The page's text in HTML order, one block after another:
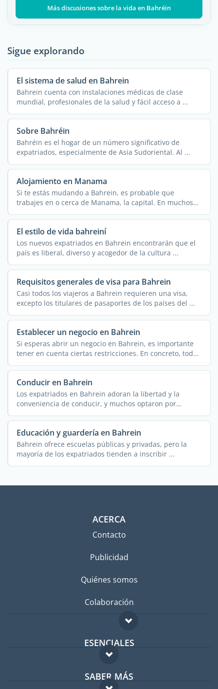
Más discusiones sobre la vida en Bahréin
Sigue explorando
El sistema de salud en Bahrein
Bahrein cuenta con instalaciones médicas de clase
mundial, profesionales de la salud y fácil acceso a ...
Sobre Bahréin
Bahréin es el hogar de un número significativo de
expatriados, especialmente de Asia Sudoriental. Al ...
Alojamiento en Manama
Si te estás mudando a Bahrein, es probable que
trabajes en o cerca de Manama, la capital. En muchos
casos, tu ...
El estilo de vida bahreiní
Los nuevos expatriados en Bahrein encontrarán que el
país es liberal, diverso y acogedor de la cultura ...
Requisitos generales de visa para Bahrein
Casi todos los viajeros a Bahrein requieren una visa,
excepto los titulares de pasaportes de los países del ...
Establecer un negocio en Bahrein
Si esperas abrir un negocio en Bahrein, es importante
tener en cuenta ciertas restricciones. En concreto, todas
...
Conducir en Bahrein
Los expatriados en Bahrein adoran la libertad y la
conveniencia de conducir, y muchos optaron por
conducir y ...
Educación y guardería en Bahrein
Bahrein ofrece escuelas públicas y privadas, pero la
mayoría de los expatriados tienden a inscribir ...
ACERCA
Contacto
Publicidad
Quiénes somos
Colaboración
ESENCIALES
Foro para expatriados
Guía para expatriados
SABER MÁS